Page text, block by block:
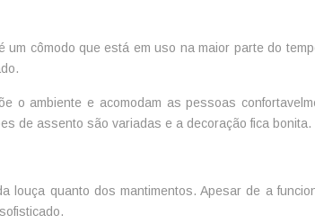
cômodo que está em uso na maior parte do
o ambiente e acomodam as pessoas
de assento são variadas e a decoração fica bonita.
louça quanto dos mantimentos. Apesar de a